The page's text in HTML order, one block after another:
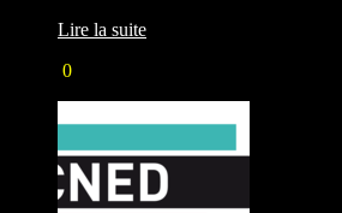
Lire la suite
0